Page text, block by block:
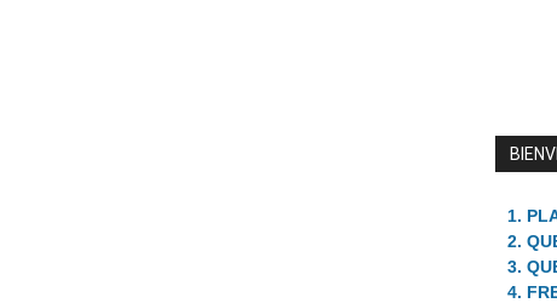
1.
2.
3.
4.